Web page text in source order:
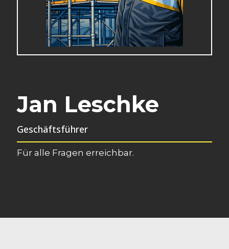
Jan Leschke
Geschäftsführer
Für alle Fragen erreichbar.